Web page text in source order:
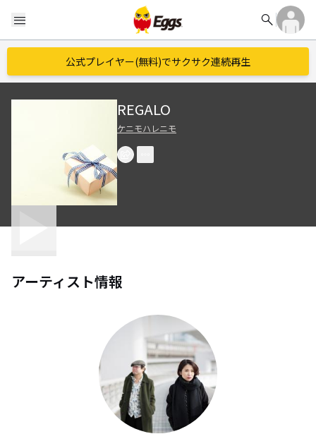
menu search
公式プレイヤー(無料)でサクサク連続再生
REGALO
ケニモハレニモ
アーティスト情報